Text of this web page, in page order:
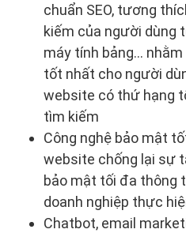
chuẩn SEO, tương
kiếm của người dùng
máy tính bảng…
tốt nhất cho người
website có thứ hạng
tìm kiếm
Công nghệ bảo mật
website chống lại sự
bảo mật tối đa thông
doanh nghiệp thực
Chatbot, email